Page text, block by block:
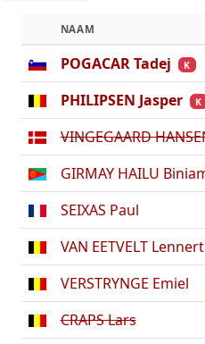
NAAM
POGACAR Tadej K
PHILIPSEN Jasper
K
VINGEGAARD
GIRMAY HAILU
SEIXAS Paul
VAN EETVELT Lennert
VERSTRYNGE Emiel
CRAPS Lars